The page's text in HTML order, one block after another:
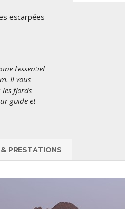
escarpées
l'essentiel
Il vous
les fjords
guide et
& PRESTATIONS